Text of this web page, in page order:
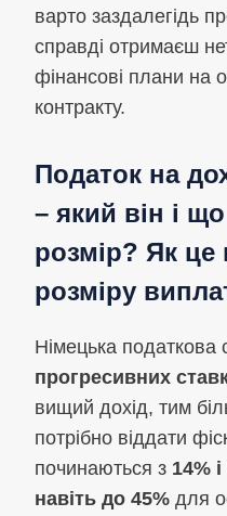
варто заздалегідь
справді отримаєш
фінансові плани на
контракту.
Податок на
– який він і
розмір? Як це
розміру
Німецька податкова
прогресивних
вищий дохід, тим
потрібно віддати
починаються з 14%
навіть до 45% для